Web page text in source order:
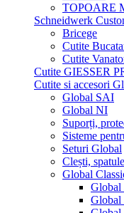
TOPOARE
Schneidwerk
Bricege
Cutite
Cutite
Cutite GIESSER
Cutite si accesori
Global SAI
Global NI
Suporți,
Sisteme
Seturi Global
Clești,
Global
Global
Global